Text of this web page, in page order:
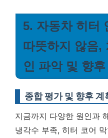
5. 자동차 히터
따뜻하지 않음,
인 파악 및 향후
종합 평가 및 향후 계
지금까지 다양한 원인과
냉각수 부족, 히터 코어